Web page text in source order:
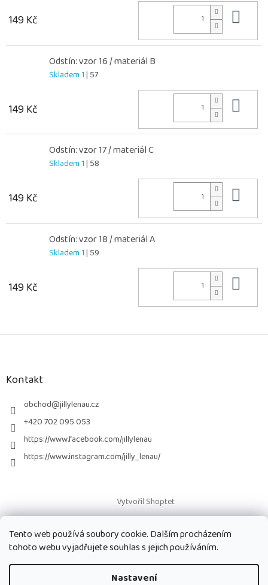
Tento web používá soubory cookie. Dalším procházením
tohoto webu vyjadřujete souhlas s jejich používáním.
Nastavení
149 Kč
Odstín: vzor 16 / materiál B
Skladem 1| 57
149 Kč
Odstín: vzor 17 / materiál C
Skladem 1| 58
149 Kč
Odstín: vzor 18 / materiál A
Skladem 1| 59
149 Kč
Z
Kontakt
obchod@jillylenau.cz
+420 702 095 053
https://www.facebook.com/jillylenau
https://www.instagram.com/jilly_lenau/
Vytvořil Shoptet
Copyright 2026Paruky Jilly Lenau s.r.o.. Všechna práva vyhrazena.